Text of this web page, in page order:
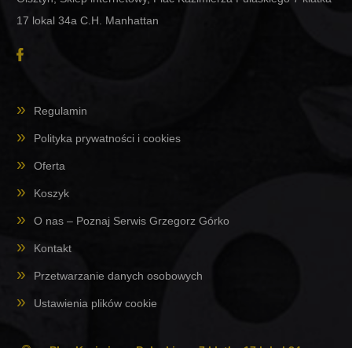
17 lokal 34a C.H. Manhattan
Regulamin
Polityka prywatności i cookies
Oferta
Koszyk
O nas – Poznaj Serwis Grzegorz Górko
Kontakt
Przetwarzanie danych osobowych
Ustawienia plików cookie